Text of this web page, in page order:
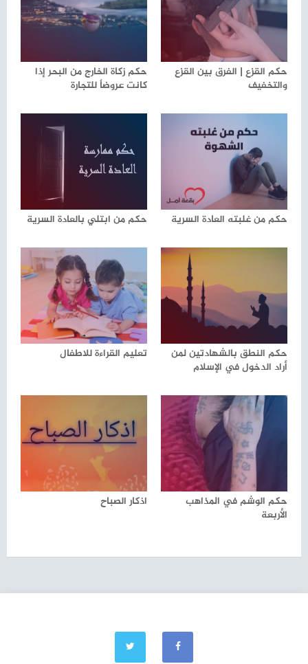
حكم القزع | الفرق بين القزع
والتخفيف
حكم زكاة الخارج من البحر إذا
كانت عروضاٌ للتجارة
حكم من غلبته العادة السرية حكم من ابتلي بالعادة السرية
حكم النطق بالشهادتين لمن
أراد الدخول في الإسلام
تعليم القراءة للاطفال
حكم الوشم في المذاهب
الأربعة
اذكار الصباح